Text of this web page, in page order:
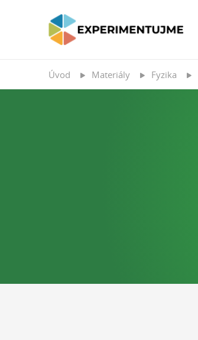
Úvod Materiály Fyzika